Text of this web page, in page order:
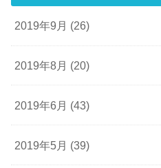
2019年9月 (26)
2019年8月 (20)
2019年6月 (43)
2019年5月 (39)